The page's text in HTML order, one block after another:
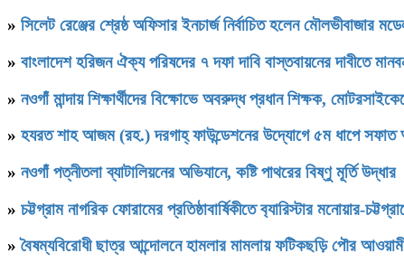
» সিলেট রেঞ্জের শ্রেষ্ঠ অফিসার ইনচার্জ নির্বাচিত হলেন মৌলভীবাজার
» বাংলাদেশ হরিজন ঐক্য পরিষদের ৭ দফা দাবি বাস্তবায়নের দাবীতে
» নওগাঁ মান্দায় শিক্ষার্থীদের বিক্ষোভে অবরুদ্ধ প্রধান শিক্ষক,
» হযরত শাহ আজম (রহ.) দরগাহ্ ফাউন্ডেশনের উদ্যোগে ৫ম ধাপে সফাত
» নওগাঁ পত্নীতলা ব্যাটালিয়নের অভিযানে, কষ্টি পাথরের বিষ্ণু মূর্তি উদ্ধার
» চট্টগ্রাম নাগরিক ফোরামের প্রতিষ্ঠাবার্ষিকীতে ব‍্যারিস্টার মনোয়ার-
»বৈষম্যবিরোধী ছাত্র আন্দোলনে হামলার মামলায় ফটিকছড়ি পৌর